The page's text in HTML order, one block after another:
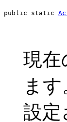
public static
現在
ま
設定